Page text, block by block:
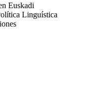
Euskadi
Linguística